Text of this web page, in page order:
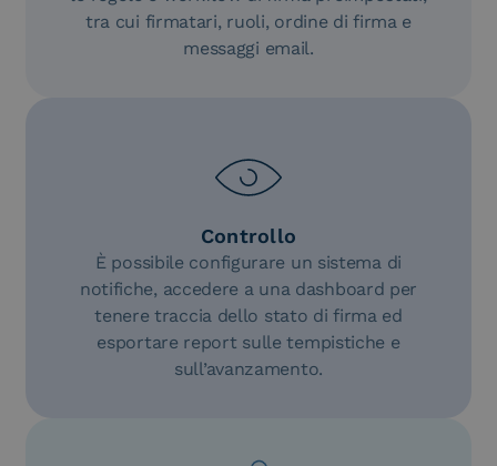
tra cui firmatari, ruoli, ordine di firma e
messaggi email.
Controllo
È possibile configurare un sistema di
notifiche, accedere a una dashboard per
tenere traccia dello stato di firma ed
esportare report sulle tempistiche e
sull’avanzamento.